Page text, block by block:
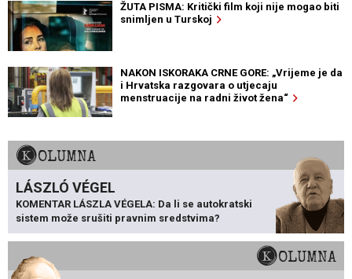
ŽUTA PISMA: Kritički film koji nije mogao biti
snimljen u Turskoj
NAKON ISKORAKA CRNE GORE: „Vrijeme je da
i Hrvatska razgovara o utjecaju
menstruacije na radni život žena“
KOLUMNA
LÁSZLÓ VÉGEL
KOMENTAR LÁSZLA VÉGELA: Da li se autokratski
sistem može srušiti pravnim sredstvima?
KOLUMNA